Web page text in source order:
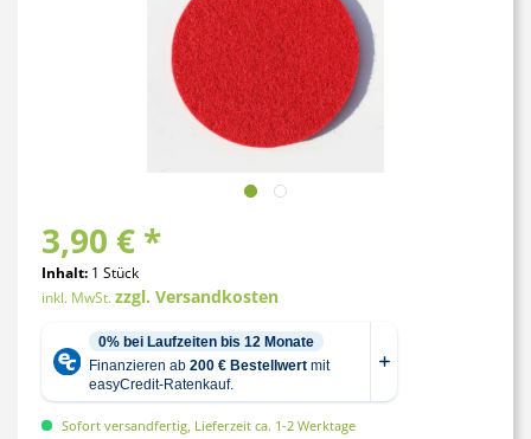
3,90 € *
Inhalt: 1 Stück
inkl. MwSt.zzgl. Versandkosten
Sofort versandfertig, Lieferzeit ca. 1-2 Werktage